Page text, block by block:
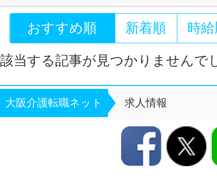
おすすめ順 新着順 時
該当する記事が見つかりませんで
大阪介護転職ネット 求人情報